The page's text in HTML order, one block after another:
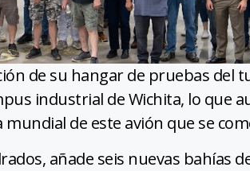
de su hangar de pruebas del
industrial de Wichita, lo que
de este avión que se
añade seis nuevas bahías